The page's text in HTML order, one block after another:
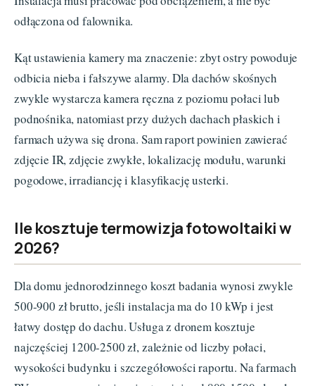
odłączona od falownika.
Kąt ustawienia kamery ma znaczenie: zbyt ostry powoduje
odbicia nieba i fałszywe alarmy. Dla dachów skośnych
zwykle wystarcza kamera ręczna z poziomu połaci lub
podnośnika, natomiast przy dużych dachach płaskich i
farmach używa się drona. Sam raport powinien zawierać
zdjęcie IR, zdjęcie zwykłe, lokalizację modułu, warunki
pogodowe, irradiancję i klasyfikację usterki.
Ile kosztuje termowizja fotowoltaiki w
2026?
Dla domu jednorodzinnego koszt badania wynosi zwykle
500-900 zł brutto, jeśli instalacja ma do 10 kWp i jest
łatwy dostęp do dachu. Usługa z dronem kosztuje
najczęściej 1200-2500 zł, zależnie od liczby połaci,
wysokości budynku i szczegółowości raportu. Na farmach